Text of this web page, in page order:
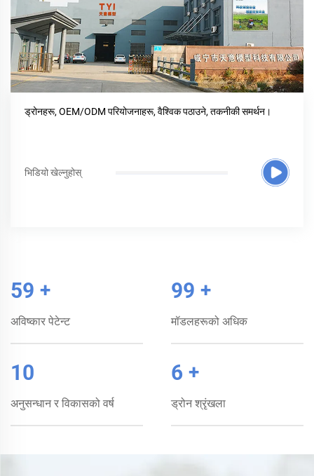
ड्रोनहरू, OEM/ODM परियोजनाहरू, वैश्विक पठाउने, तकनीकी समर्थन।
भिडियो खेल्नुहोस्
60 +
अविष्कार पेटेन्ट
100
मॉडलहरूको अधिक
10
अनुसन्धान र विकासको वर्ष
6 +
ड्रोन श्रृंखला